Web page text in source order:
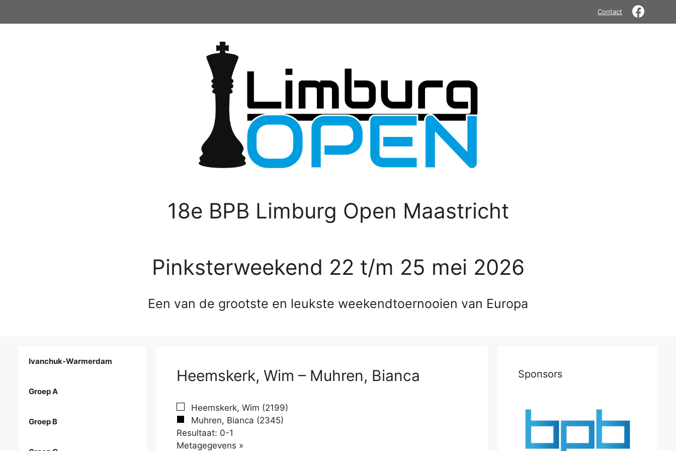
Contact
18e BPB Limburg Open Maastricht
Pinksterweekend 22 t/m 25 mei 2026
Een van de grootste en leukste weekendtoernooien van Europa
Heemskerk, Wim – Muhren, Bianca
Heemskerk, Wim (2199)
Muhren, Bianca (2345)
Resultaat: 0-1
Metagegevens »
Ivanchuk-Warmerdam
Groep A
Groep B
Sponsors